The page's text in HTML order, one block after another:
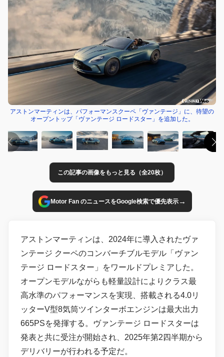
アストンマーティンは、パフォーマンスクーペ「ヴァンテージ」に、待望の
オープントップ「ヴァンテージ ロードスター」を追加した。
この記事の画像をもっと見る（全20枚）
Motor Fan のニュースをGoogle検索で優先表示→
アストンマーティンは、2024年に導入されたヴァ
ンテージ クーペのコンバーチブルモデル「ヴァン
テージ ロードスター」をワールドプレミアした。
オープンモデルながらも軽量設計によりクラス最
高水準のパフォーマンスを実現、搭載される4.0リ
ッターV型8気筒ツインターボエンジンは最大出力
665PSを発揮する。ヴァンテージ ロードスターは
発表と共に受注が開始され、2025年第2四半期から
デリバリーが行われる予定だ。